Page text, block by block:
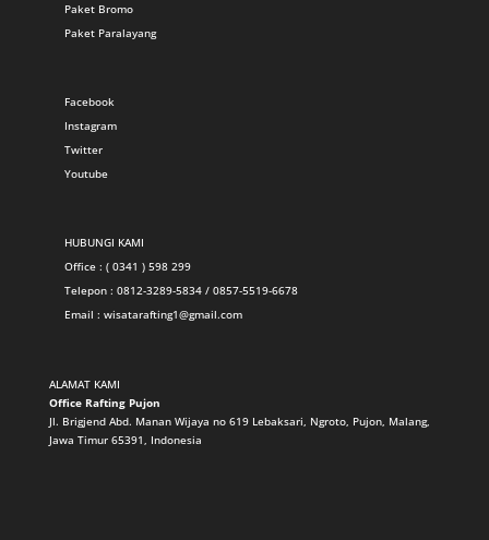
Paket Bromo
Paket Paralayang
Facebook
Instagram
Twitter
Youtube
HUBUNGI KAMI
Office : ( 0341 ) 598 299
Telepon : 0812-3289-5834 / 0857-5519-6678
Email : wisatarafting1@gmail.com
ALAMAT KAMI
Office Rafting Pujon
Jl. Brigjend Abd. Manan Wijaya no 619 Lebaksari, Ngroto, Pujon, Malang,
Jawa Timur 65391, Indonesia